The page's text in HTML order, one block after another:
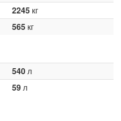
2245 кг
565 кг
540л
59л